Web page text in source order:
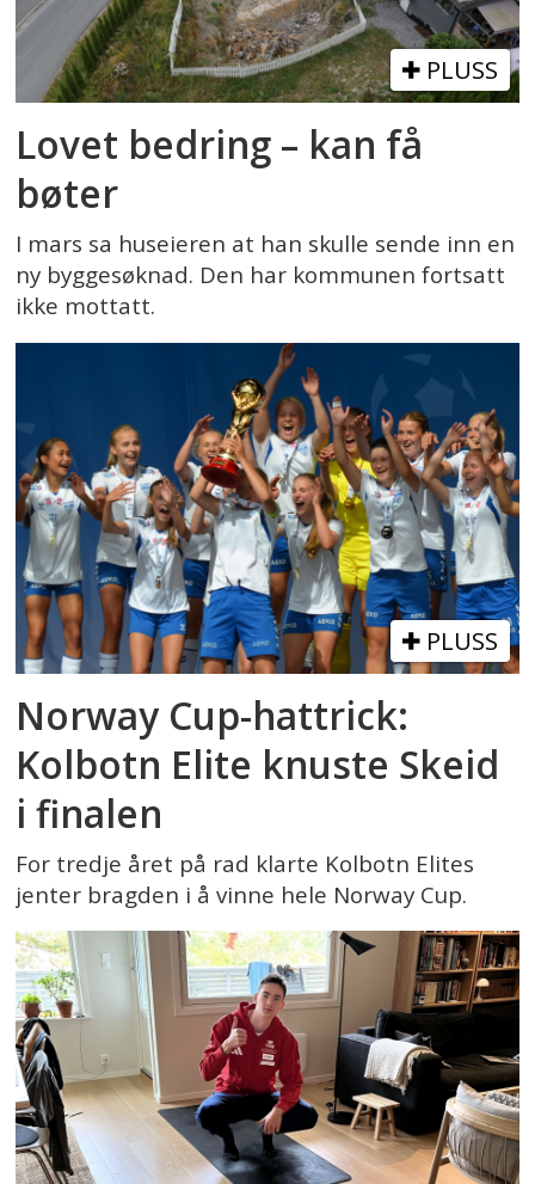
PLUSS
Lovet bedring – kan få
bøter
I mars sa huseieren at han skulle sende inn en
ny byggesøknad. Den har kommunen fortsatt
ikke mottatt.
PLUSS
Norway Cup-hattrick:
Kolbotn Elite knuste Skeid
i finalen
For tredje året på rad klarte Kolbotn Elites
jenter bragden i å vinne hele Norway Cup.